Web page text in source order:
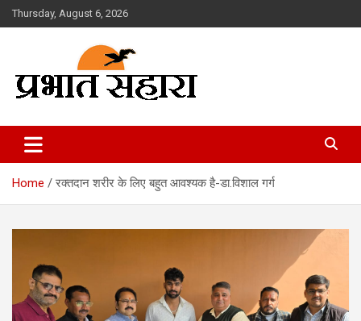
Skip
to
Thursday, August 6, 2026
Prabhat Sahara
Home रक्तदान शरीर के लिए बहुत आवश्यक है-डा.विशाल गर्ग